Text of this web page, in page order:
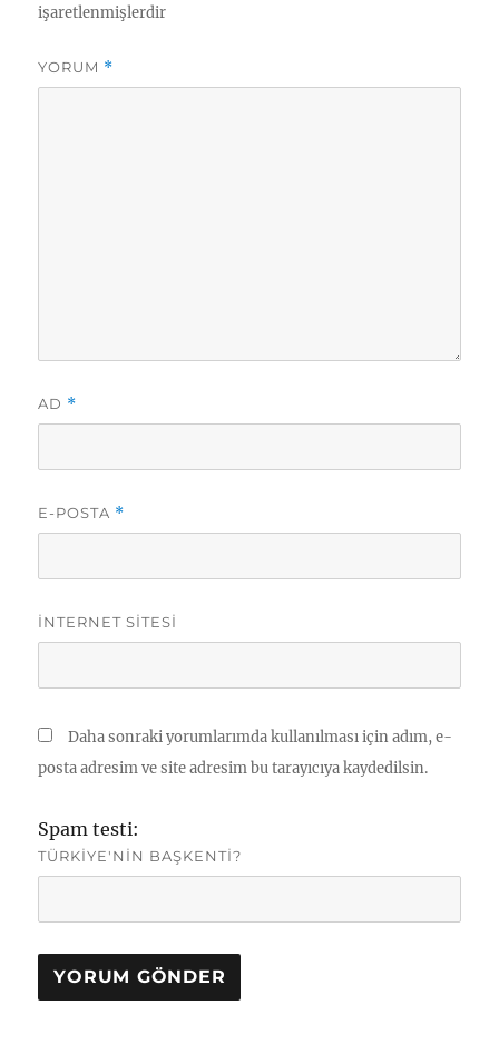
işaretlenmişlerdir
YORUM *
AD *
E-POSTA *
İNTERNET SITESI
Daha sonraki yorumlarımda kullanılması için adım, e-
posta adresim ve site adresim bu tarayıcıya kaydedilsin.
Spam testi:
TÜRKIYE'NIN BAŞKENTI?